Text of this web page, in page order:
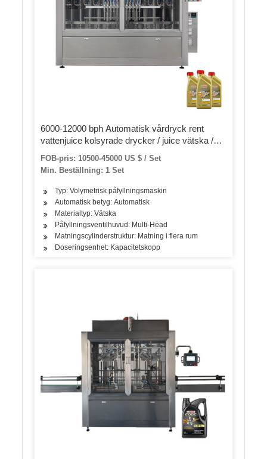
6000-12000 bph Automatisk vårdryck rent
vattenjuice kolsyrade drycker / juice vätska /
glas / burk flaskvask fyllningslock / tappning
förpackningsmaskin
FOB-pris: 10500-45000 US $ / Set
Min. Beställning: 1 Set
Typ: Volymetrisk påfyllningsmaskin
Automatisk betyg: Automatisk
Materialtyp: Vätska
Påfyllningsventilhuvud: Multi-Head
Matningscylinderstruktur: Matning i flera rum
Doseringsenhet: Kapacitetskopp